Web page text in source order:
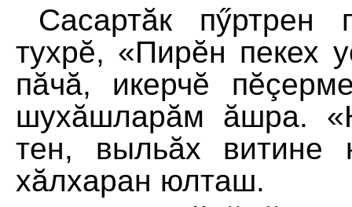
Сасартăк
тухрĕ, «Пирĕн пекех
пăчă, икерчĕ
шухăшларăм ăшра.
тен, выльăх витине
хăлхаран юлташ.